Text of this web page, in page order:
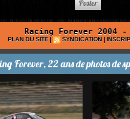
Racing Forever 2004 -
PLAN DU SITE | SYNDICATION |
Forever, 22 ans de photos de